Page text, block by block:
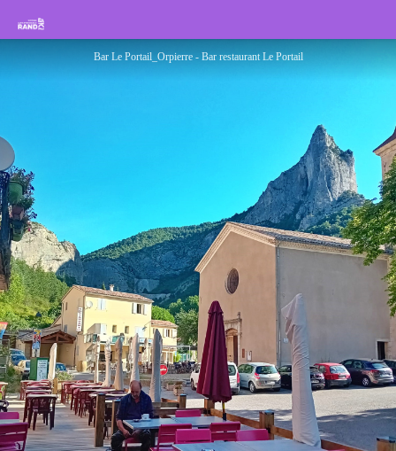
Rando Sisteron Buëch Baronnies Provençales
Bar Le Portail_Orpierre - Bar restaurant Le Portail